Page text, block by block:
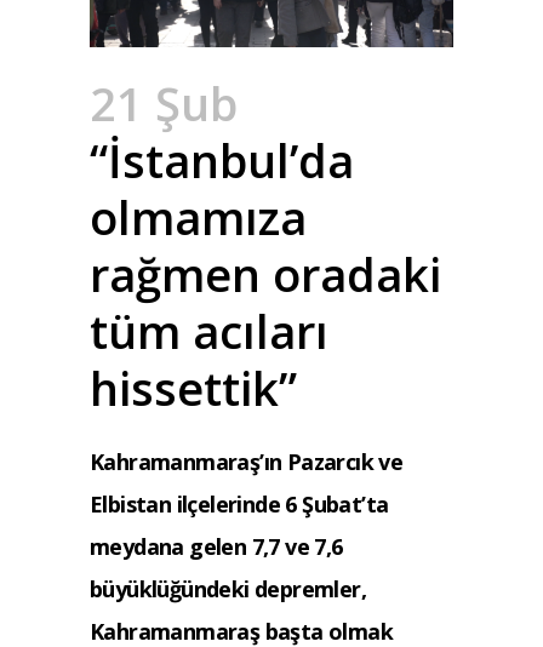
21 Şub
“İstanbul’da
olmamıza
rağmen oradaki
tüm acıları
hissettik”
Kahramanmaraş’ın Pazarcık ve
Elbistan ilçelerinde 6 Şubat’ta
meydana gelen 7,7 ve 7,6
büyüklüğündeki depremler,
Kahramanmaraş başta olmak